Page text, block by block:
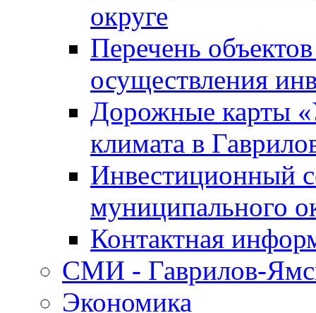
округе
Перечень
осуществления
Дорожные карты
климата в
Инвестиционный
муниципального
Контактная
СМИ - Гаврилов-
Экономика